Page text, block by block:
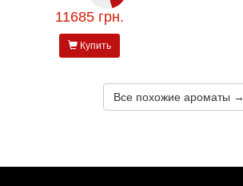
11685 грн.
Купить
Все похожие ароматы →